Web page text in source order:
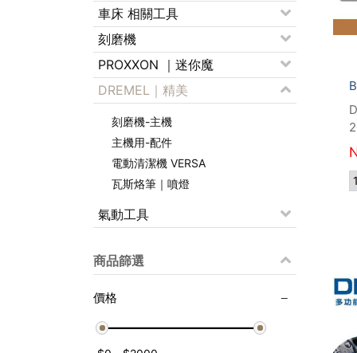
車床 相關工具
刻磨機
PROXXON ｜迷你魔
DREMEL｜精美
刻磨機-主機
主機用-配件
電動清潔機 VERSA
瓦斯烙筆｜噴燈
氣動工具
商品篩選
價格